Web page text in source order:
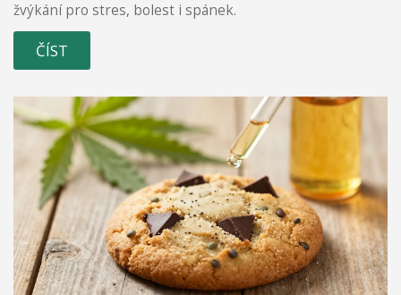
žvýkání pro stres, bolest i spánek.
ČÍST